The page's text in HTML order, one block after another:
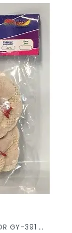
KIT ADORNO BURLAP CONFETTI FLOR GY-391 C/4PZ